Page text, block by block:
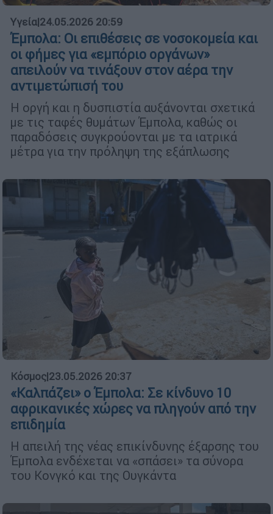
Υγεία|24.05.2026 20:59
Έμπολα: Οι επιθέσεις σε νοσοκομεία και
οι φήμες για «εμπόριο οργάνων»
απειλούν να τινάξουν στον αέρα την
αντιμετώπισή του
Η οργή και η δυσπιστία αυξάνονται σχετικά
με τις ταφές θυμάτων Έμπολα, καθώς οι
παραδόσεις συγκρούονται με τα ιατρικά
μέτρα για την πρόληψη της εξάπλωσης
Κόσμος|23.05.2026 20:37
«Καλπάζει» ο Έμπολα: Σε κίνδυνο 10
αφρικανικές χώρες να πληγούν από την
επιδημία
Η απειλή της νέας επικίνδυνης έξαρσης του
Έμπολα ενδέχεται να «σπάσει» τα σύνορα
του Κονγκό και της Ουγκάντα